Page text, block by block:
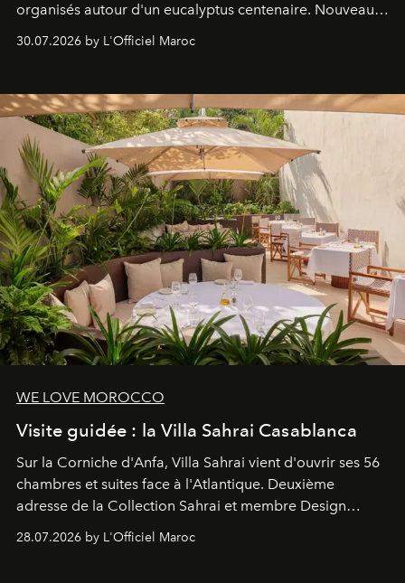
organisés autour d'un eucalyptus centenaire. Nouveau
Lobby Bien-Être et Beauté, exclusivité mondiale en
neuro-cosmétique, parcours thermal et studio dédié au
entièreté, entre science des émotions et rituels
reposants.
30.07.2026 by L'Officiel Maroc
WE LOVE MOROCCO
Visite guidée : la Villa Sahrai Casablanca
Sur la Corniche d'Anfa, Villa Sahrai vient d'ouvrir ses 56
chambres et suites face à l'Atlantique. Deuxième
adresse de la Collection Sahrai et membre Design
Hotels, ce boutique-hôtel cinq étoiles signé Christophe
Pillet promet un lieu de vie complet. On y a déjeuné…
28.07.2026 by L'Officiel Maroc